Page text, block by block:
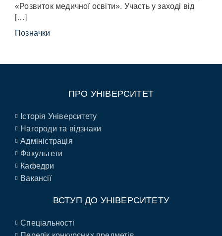
«Розвиток медичної освіти». Участь у заході від
[…]
Позначки
ПРО УНІВЕРСИТЕТ
Історія Університету
Нагороди та відзнаки
Адміністрація
Факультети
Кафедри
Вакансії
ВСТУП ДО УНІВЕРСИТЕТУ
Спеціальності